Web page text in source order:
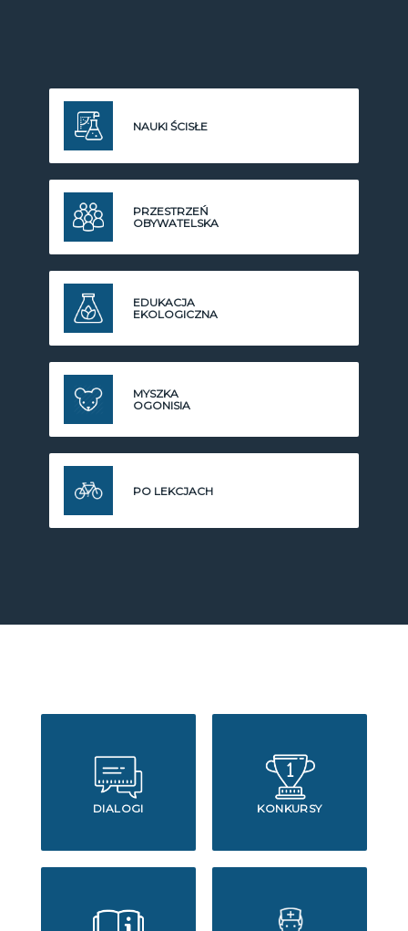
NAUKI ŚCISŁE
PRZESTRZEŃ
OBYWATELSKA
EDUKACJA
EKOLOGICZNA
MYSZKA
OGONISIA
PO LEKCJACH
DIALOGI KONKURSY